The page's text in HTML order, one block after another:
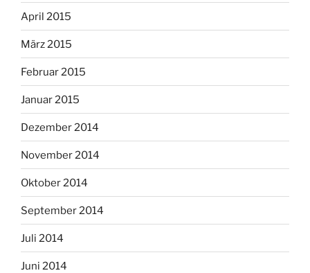
April 2015
März 2015
Februar 2015
Januar 2015
Dezember 2014
November 2014
Oktober 2014
September 2014
Juli 2014
Juni 2014